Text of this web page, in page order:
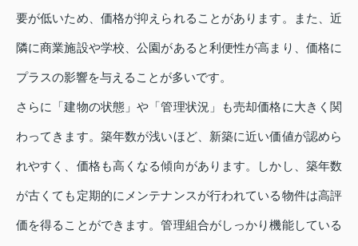
要が低いため、価格が抑えられることがあります。また、近
隣に商業施設や学校、公園があると利便性が高まり、価格に
プラスの影響を与えることが多いです。
さらに「建物の状態」や「管理状況」も売却価格に大きく関
わってきます。築年数が浅いほど、新築に近い価値が認めら
れやすく、価格も高くなる傾向があります。しかし、築年数
が古くても定期的にメンテナンスが行われている物件は高評
価を得ることができます。管理組合がしっかり機能している